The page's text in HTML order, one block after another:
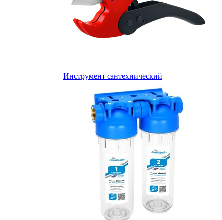
Инструмент сантехнический